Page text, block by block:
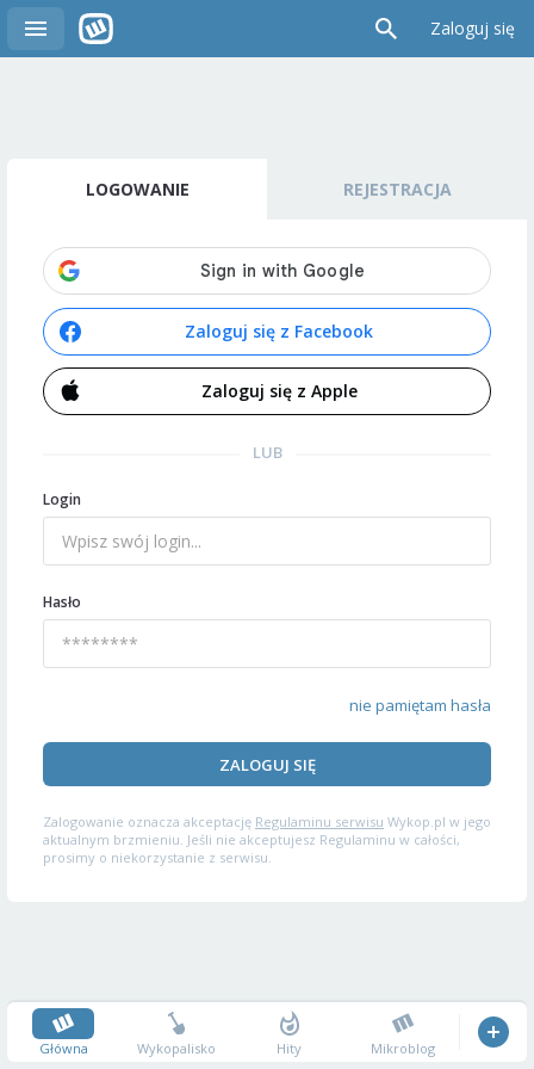
Zaloguj się
LOGOWANIE REJESTRACJA
Zaloguj się z Facebook
Zaloguj się z Apple
LUB
Login
Hasło
nie pamiętam hasła
ZALOGUJ SIĘ
Zalogowanie oznacza akceptację Regulaminu serwisu Wykop.pl w jego
aktualnym brzmieniu. Jeśli nie akceptujesz Regulaminu w całości,
prosimy o niekorzystanie z serwisu.
Główna Wykopalisko Hity Mikroblog